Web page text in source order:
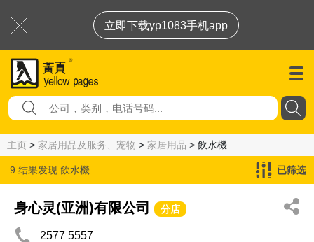
立即下载yp1083手机app
主页 > 家居用品及服务、宠物 > 家居用品 > 飲水機
9 结果发现 飲水機 已筛选
身心灵(亚洲)有限公司 分店
2577 5557